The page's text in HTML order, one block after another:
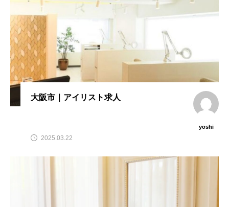
大阪市｜アイリスト求人
yoshi
2025.03.22